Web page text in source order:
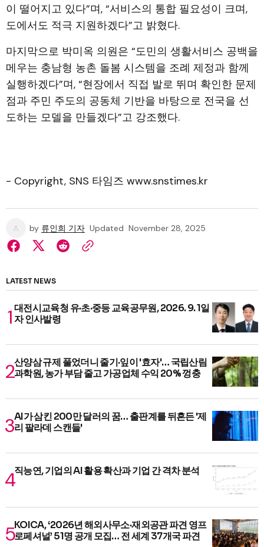
이 떨어지고 있다”며, “서비스의 통합 필요성이 크며,
도에서도 적극 지원하겠다”고 밝혔다.
마지막으로 박미옥 의원은 “도민의 생활서비스 공백을
메우는 충남형 농촌 돌봄 시스템을 조례 제정과 함께
실행하겠다”며, “현장에서 직접 발로 뛰며 확인한 문제
점과 주민 주도의 공동체 기반을 바탕으로 전국을 선
도하는 모델을 만들겠다”고 강조했다.
- Copyright, SNS 타임즈 www.snstimes.kr
by 류인희 기자 Updated November 28, 2025
LATEST NEWS
대전시교육청 유·초·중등 교육공무원, 2026. 9. 1일
자 인사발령
산양삼 규제 풀었더니 줄기·잎이 '효자'… 국립산림
과학원, 농가 부담 줄고 가공업체 수익 20% 껑충
AI가 삼킨 200만 달러의 꿈… 출판계를 뒤흔든 '제
리 팔라데 스캔들'
직능연, 기업의 AI 활용 확산과 기업 간 격차 분석
KOICA, ‘2026년 해외사무소·재외공관 파견 영프
로페셔널’ 51명 공개 모집… 전 세계 37개국 파견